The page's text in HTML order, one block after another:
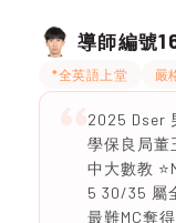
導師編號
*全英語上堂 嚴
2025 Dser
學保良局董
中大數教
5 30/35 屬
最難MC奪